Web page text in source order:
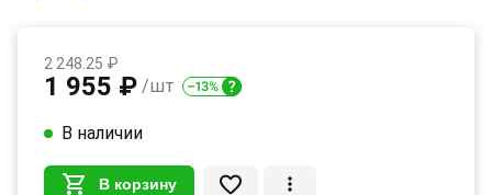
2 248.25 ₽
1 955 ₽ /шт
В наличии
В корзину